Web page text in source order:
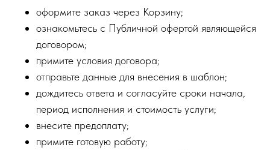
оформите заказ через Корзину;
ознакомьтесь с Публичной офертой являющейся
договором;
примите условия договора;
отправьте данные для внесения в шаблон;
дождитесь ответа и согласуйте сроки начала,
период исполнения и стоимость услуги;
внесите предоплату;
примите готовую работу;